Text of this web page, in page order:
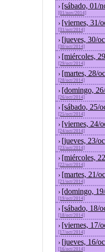
› [sábado, 01/
[01/nov/2014]
› [viernes, 31/
[31/oct/2014]
› [jueves, 30/
[30/oct/2014]
› [miércoles,
[29/oct/2014]
› [martes, 28/
[28/oct/2014]
› [domingo,
[26/oct/2014]
› [sábado, 25/
[25/oct/2014]
› [viernes, 24/
[24/oct/2014]
› [jueves, 23/
[23/oct/2014]
› [miércoles,
[22/oct/2014]
› [martes, 21/
[21/oct/2014]
› [domingo,
[19/oct/2014]
› [sábado, 18/
[18/oct/2014]
› [viernes, 17/
[17/oct/2014]
› [jueves, 16/
[16/oct/2014]